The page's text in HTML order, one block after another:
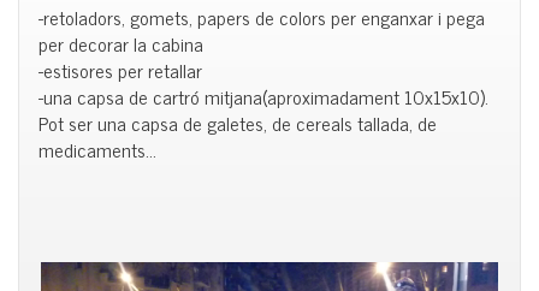
-retoladors, gomets, papers de colors per enganxar i pega
per decorar la cabina
-estisores per retallar
-una capsa de cartró mitjana(aproximadament 10x15x10).
Pot ser una capsa de galetes, de cereals tallada, de
medicaments…